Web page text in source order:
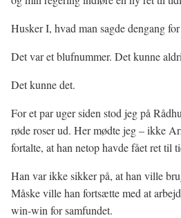
Husker I, hvad man sagde dengang
Det var et blufnummer. Det kunne
Det kunne det.
For et par uger siden stod jeg på
røde roser ud. Her mødte jeg – ikke
fortalte, at han netop havde fået ret til
Han var ikke sikker på, at han ville
Måske ville han fortsætte med at
win-win for samfundet.